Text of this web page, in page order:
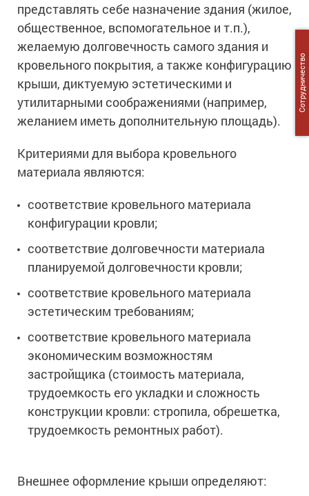
представлять себе назначение здания (жилое,
общественное, вспомогательное и т.п.),
желаемую долговечность самого здания и
кровельного покрытия, а также конфигурацию
крыши, диктуемую эстетическими и
утилитарными соображениями (например,
желанием иметь дополнительную площадь).
Критериями для выбора кровельного
материала являются:
соответствие кровельного материала
конфигурации кровли;
соответствие долговечности материала
планируемой долговечности кровли;
соответствие кровельного материала
эстетическим требованиям;
соответствие кровельного материала
экономическим возможностям
застройщика (стоимость материала,
трудоемкость его укладки и сложность
конструкции кровли: стропила, обрешетка,
трудоемкость ремонтных работ).
Внешнее оформление крыши определяют:
Сотрудничество